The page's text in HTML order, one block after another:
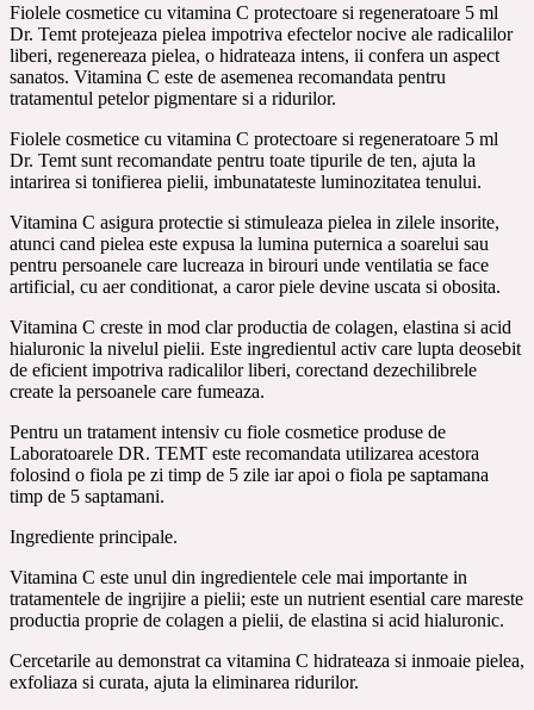
Fiolele cosmetice cu vitamina C protectoare si regeneratoare 5 ml
Dr. Temt protejeaza pielea impotriva efectelor nocive ale radicalilor
liberi, regenereaza pielea, o hidrateaza intens, ii confera un aspect
sanatos. Vitamina C este de asemenea recomandata pentru
tratamentul petelor pigmentare si a ridurilor.
Fiolele cosmetice cu vitamina C protectoare si regeneratoare 5 ml
Dr. Temt sunt recomandate pentru toate tipurile de ten, ajuta la
intarirea si tonifierea pielii, imbunatateste luminozitatea tenului.
Vitamina C asigura protectie si stimuleaza pielea in zilele insorite,
atunci cand pielea este expusa la lumina puternica a soarelui sau
pentru persoanele care lucreaza in birouri unde ventilatia se face
artificial, cu aer conditionat, a caror piele devine uscata si obosita.
Vitamina C creste in mod clar productia de colagen, elastina si acid
hialuronic la nivelul pielii. Este ingredientul activ care lupta deosebit
de eficient impotriva radicalilor liberi, corectand dezechilibrele
create la persoanele care fumeaza.
Pentru un tratament intensiv cu fiole cosmetice produse de
Laboratoarele DR. TEMT este recomandata utilizarea acestora
folosind o fiola pe zi timp de 5 zile iar apoi o fiola pe saptamana
timp de 5 saptamani.
Ingrediente principale.
Vitamina C este unul din ingredientele cele mai importante in
tratamentele de ingrijire a pielii; este un nutrient esential care mareste
productia proprie de colagen a pielii, de elastina si acid hialuronic.
Cercetarile au demonstrat ca vitamina C hidrateaza si inmoaie pielea,
exfoliaza si curata, ajuta la eliminarea ridurilor.